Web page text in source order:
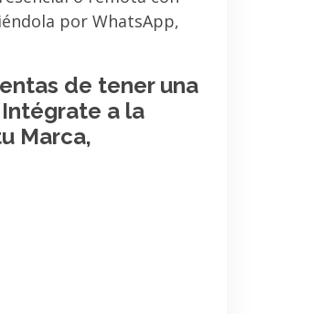
por WhatsApp,
de tener una
a la
Marca,